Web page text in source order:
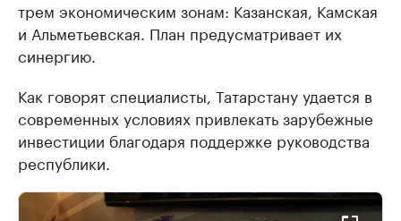
трем экономическим зонам: Казанская, Камская
и Альметьевская. План предусматривает их
синергию.
Как говорят специалисты, Татарстану удается в
современных условиях привлекать зарубежные
инвестиции благодаря поддержке руководства
республики.